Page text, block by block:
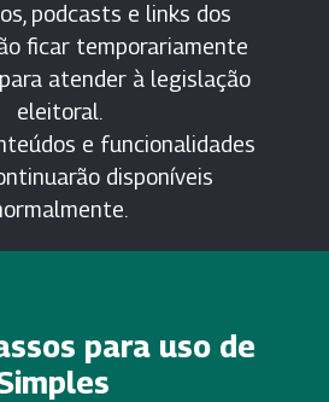
podcasts e links dos
ficar temporariamente
atender à legislação
eleitoral.
e funcionalidades
disponíveis
para uso de